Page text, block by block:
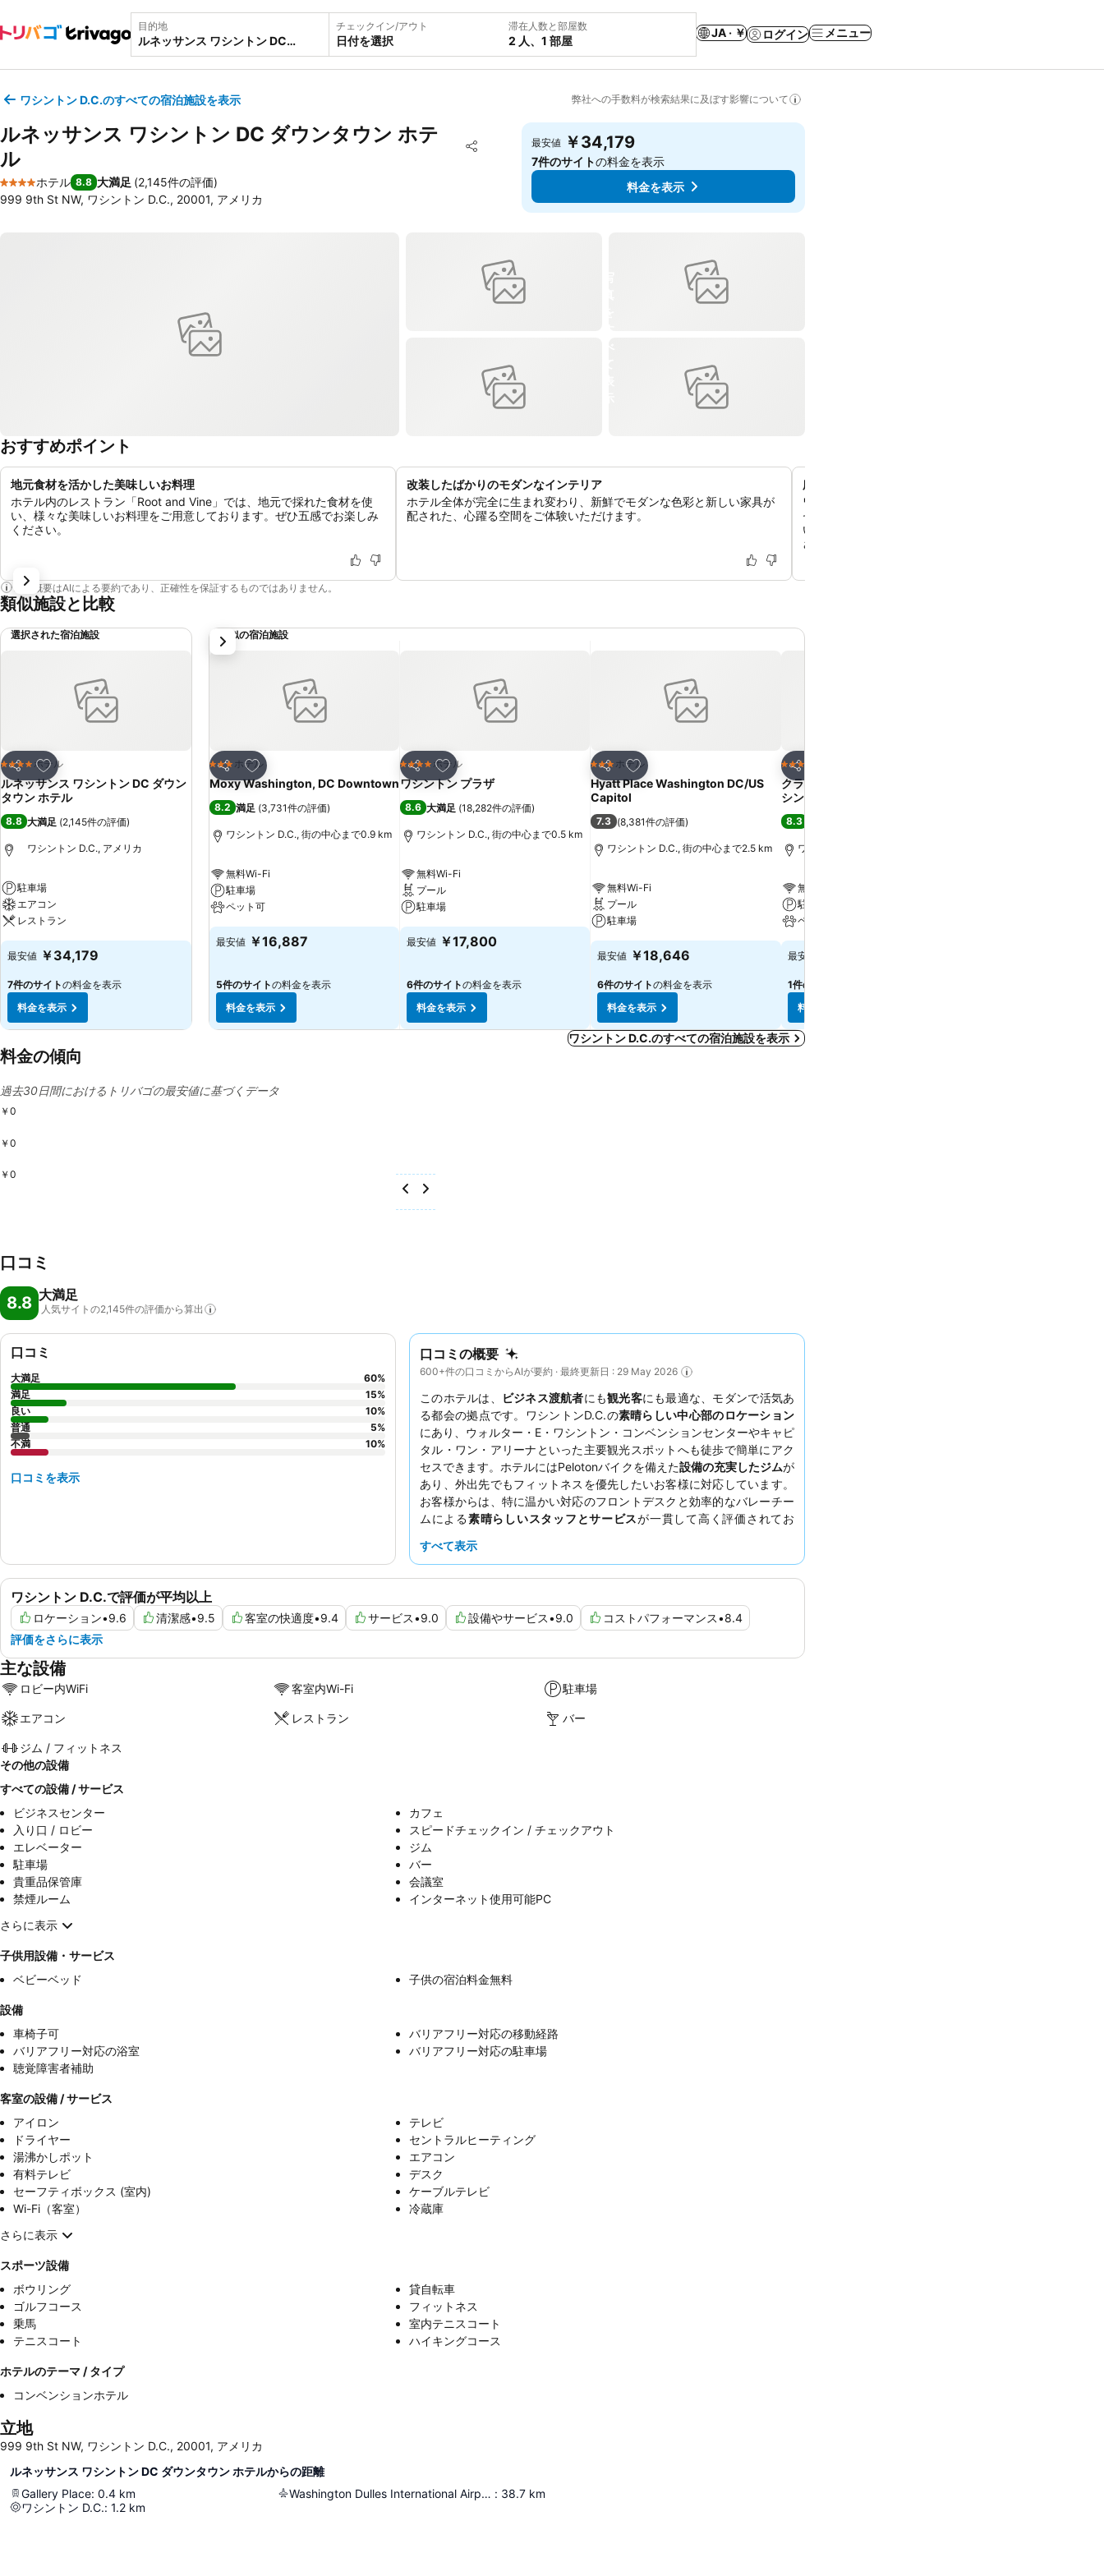
目的地 チェックイン/アウト
日付を選択
滞在人数と部屋数
2 人、1 部屋
JA · ￥ ログイン メニュー
ワシントン D.C.のすべての宿泊施設を表示 弊社への手数料が検索結果に及ぼす影響について
ルネッサンス ワシントン DC ダウンタウン ホテ
ル
シェア
お気に入りに追加
4 ホテルのランク
ホテル 8.8 大満足 (2,145件の評価)
999 9th St NW, ワシントン D.C., 20001, アメリカ
最安値 ￥34,179
7件のサイトの料金を表示
料金を表示
おすすめポイント
地元食材を活かした美味しいお料理
ホテル内のレストラン「Root and Vine」では、地元で採れた食材を使
い、様々な美味しいお料理をご用意しております。ぜひ五感でお楽しみ
ください。
改装したばかりのモダンなインテリア
ホテル全体が完全に生まれ変わり、新鮮でモダンな色彩と新しい家具が
配された、心躍る空間をご体験いただけます。
広々とした、最新鋭のフィットネスセンター
ワシントンD.C.で最大規模を誇る、10,000平方フィート
センターで、情熱を燃やしてみてはいかがでしょうか。
い、すべてのお客様がゆったりとご利用いただける十分
ざいます。
この概要はAIによる要約であり、正確性を保証するものではありません。
類似施設と比較
選択された宿泊施設
シェア
お気に入りに追加
4 ホテルのランク
ホテル
ルネッサンス ワシントン DC ダウン
タウン ホテル
8.8 大満足 (2,145件の評価)
ワシントン D.C., アメリカ
駐車場
エアコン
レストラン
最安値 ￥34,179
7件のサイトの料金を表示
料金を表示
類似の宿泊施設
シェア
お気に入りに追加
3 ホテルのランク
ホテル
Moxy Washington, DC Downtown
8.2 満足 (3,731件の評価)
ワシントン D.C., 街の中心まで0.9 km
無料Wi-Fi
駐車場
ペット可
最安値 ￥16,887
5件のサイトの料金を表示
料金を表示
シェア
お気に入りに追加
4 ホテルのランク
ホテル
ワシントン プラザ
8.6 大満足 (18,282件の評価)
ワシントン D.C., 街の中心まで0.5 km
無料Wi-Fi
プール
駐車場
最安値 ￥17,800
6件のサイトの料金を表示
料金を表示
シェア
お気に入りに追加
3 ホテルのランク
ホテル
Hyatt Place Washington DC/US
Capitol
7.3 (8,381件の評価)
ワシントン D.C., 街の中心まで2.5 km
無料Wi-Fi
プール
駐車場
最安値 ￥18,646
6件のサイトの料金を表示
料金を表示
シェア
3 ホテルのランク
クラブ クォーターズ ホテル イン ワ
シントン DC
8.3
ワシントン D.C., 街の中心まで0.6 km
無料Wi-Fi
駐車場
ペット可
最安値
1件のサイト
料金を表示
次
ワシントン D.C.のすべての宿泊施設を表示
料金の傾向
過去30日間におけるトリバゴの最安値に基づくデータ
￥0
￥0
￥0
口コミ
8.8 大満足
人気サイトの2,145件の評価から算出
口コミの概要
600+件の口コミからAIが要約 · 最終更新日 : 29 May 2026
このホテルは、 ビジネス渡航者にも観光客にも最適な、モダンで活気あ
る都会の拠点です。ワシントンD.C.の素晴らしい中心部のロケーション
にあり、ウォルター・E・ワシントン・コンベンションセンターやキャピ
タル・ワン・アリーナといった主要観光スポットへも徒歩で簡単にアク
セスできます。ホテルにはPelotonバイクを備えた設備の充実したジムが
あり、外出先でもフィットネスを優先したいお客様に対応しています。
お客様からは、特に温かい対応のフロントデスクと効率的なバレーチー
ムによる素晴らしいスタッフとサービスが一貫して高く評価されてお
れています。心から安らげる体験のために、有名な「ヘブンリーベッ
すべて表示
ワシントン D.C.で評価が平均以上
ロケーション•9.6 清潔感•9.5 客室の快適度•9.4 サービス•9.0 設備やサービス•9.0 コストパフォーマンス•8.4
評価をさらに表示
口コミ
大満足 60%
満足
15%
良い
10%
普通
5%
不満
10%
口コミを表示
主な設備
ロビー内WiFi 客室内Wi-Fi 駐車場
エアコン レストラン バー
ジム / フィットネス
その他の設備
すべての設備 / サービス
ビジネスセンター
カフェ
入り口 / ロビー
スピードチェックイン / チェックアウト
エレベーター
ジム
駐車場
バー
貴重品保管庫
会議室
禁煙ルーム
インターネット使用可能PC
さらに表示
子供用設備・サービス
ベビーベッド
子供の宿泊料金無料
設備
車椅子可
バリアフリー対応の移動経路
バリアフリー対応の浴室
バリアフリー対応の駐車場
聴覚障害者補助
客室の設備 / サービス
アイロン
テレビ
ドライヤー
セントラルヒーティング
湯沸かしポット
エアコン
有料テレビ
デスク
セーフティボックス (室内)
ケーブルテレビ
Wi-Fi（客室）
冷蔵庫
さらに表示
スポーツ設備
ボウリング
貸自転車
ゴルフコース
フィットネス
乗馬
室内テニスコート
テニスコート
ハイキングコース
ホテルのテーマ / タイプ
コンベンションホテル
立地
999 9th St NW, ワシントン D.C., 20001, アメリカ
ルネッサンス ワシントン DC ダウンタウン ホテルからの距離
Gallery Place: 0.4 km
ワシントン D.C.: 1.2 km
Washington Dulles International Airport : 38.7 km